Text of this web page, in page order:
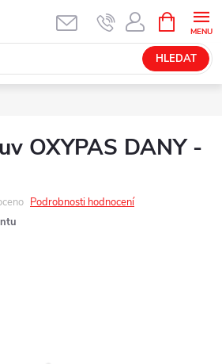
HLEDAT
NÁKUPNÍ
KOŠÍK
OXYPAS DANY -
Podrobnosti hodnocení